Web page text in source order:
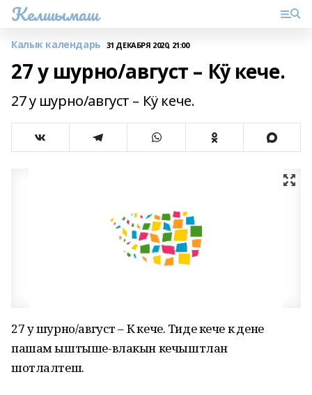
Келшымаш
Калык календарь 31 ДЕКАБРЯ 2020, 21:00
27 у шурно/август – Кӱ кече.
27 у шурно/август – Кӱ кече.
27 у шурно/август – Кӱ кече. Тиде кече кӱ дене
пашам ыштыше-влакын кечыштлан
шотлалтеш.